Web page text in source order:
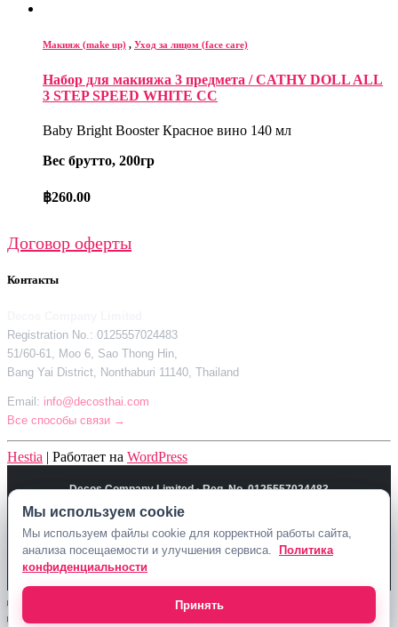
Макияж (make up) , Уход за лицом (face care)
Набор для макияжа 3 предмета / CATHY DOLL ALL
3 STEP SPEED WHITE CC
Baby Bright Booster Красное вино 140 мл
Вес брутто, 200гр
฿260.00
Договор оферты
Контакты
Registration No.: 0125557024483
51/60-61, Moo 6, Sao Thong Hin,
Bang Yai District, Nonthaburi 11140, Thailand
Email: info@decosthai.com
Все способы связи →
Hestia | Работает на WordPress
Decos Company Limited · Reg. No. 0125557024483
51/60-61, Moo 6, Sao Thong Hin, Bang Yai District, Nonthaburi 11140,
Thailand
Политика конфиденциальностиДоговор оферты
Контакты Decosthai
Мы используем cookie
Мы используем файлы cookie для корректной работы сайта,
анализа посещаемости и улучшения сервиса.
Политика
конфиденциальности
Принять